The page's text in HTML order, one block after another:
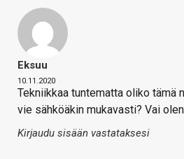
Eksuu
10.11.2020
Tekniikkaa tuntematta oliko tämä
vie sähköäkin mukavasti? Vai
Kirjaudu sisään vastataksesi